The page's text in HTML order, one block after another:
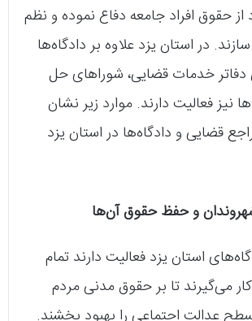
از حقوق افراد جامعه دفاع نموده و نظم
در استان یزد علاوه بر دادگاه‌ها
خدمات قضایی، شوراهای حل
نیز فعالیت دارند. موارد زیر نشان
قضایی و دادگاه‌ها در استان یزد
و حفظ حقوق آن‌ها
استان یزد فعالیت دارند تمام
می‌گیرند تا بر حقوق مدنی مردم
عدالت اجتماعی را بهبود بخشند.